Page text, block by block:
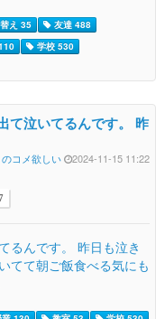
え 35
友達 488
学校 530
て泣いてるんです。 昨
コメ欲しい 2024-11-15 11:22
るんです。 昨日も泣き
てて朝ご飯食べる気にも